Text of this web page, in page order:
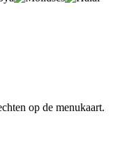
op de menukaart.